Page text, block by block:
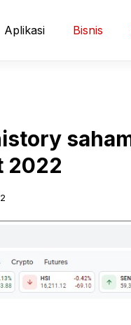
Aplikasi Bisnis
2022